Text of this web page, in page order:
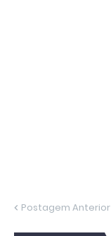
Postagem Anterior